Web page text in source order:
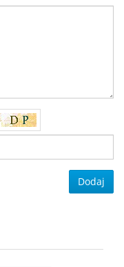
Dodaj